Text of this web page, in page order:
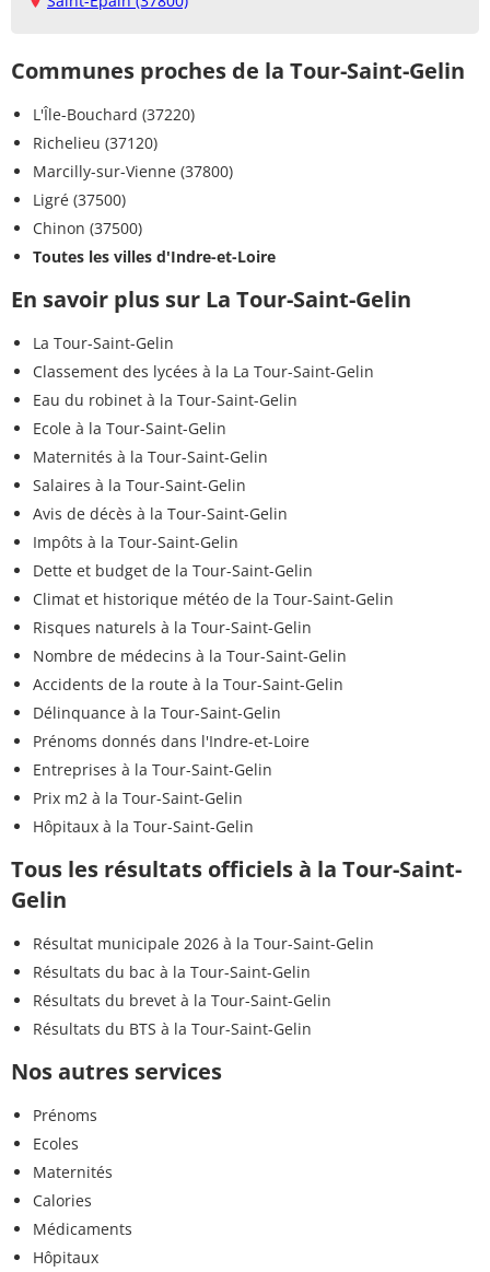
Communes proches de la Tour-Saint-Gelin
L'Île-Bouchard (37220)
Richelieu (37120)
Marcilly-sur-Vienne (37800)
Ligré (37500)
Chinon (37500)
Toutes les villes d'Indre-et-Loire
En savoir plus sur La Tour-Saint-Gelin
La Tour-Saint-Gelin
Classement des lycées à la La Tour-Saint-Gelin
Eau du robinet à la Tour-Saint-Gelin
Ecole à la Tour-Saint-Gelin
Maternités à la Tour-Saint-Gelin
Salaires à la Tour-Saint-Gelin
Avis de décès à la Tour-Saint-Gelin
Impôts à la Tour-Saint-Gelin
Dette et budget de la Tour-Saint-Gelin
Climat et historique météo de la Tour-Saint-Gelin
Risques naturels à la Tour-Saint-Gelin
Nombre de médecins à la Tour-Saint-Gelin
Accidents de la route à la Tour-Saint-Gelin
Délinquance à la Tour-Saint-Gelin
Prénoms donnés dans l'Indre-et-Loire
Entreprises à la Tour-Saint-Gelin
Prix m2 à la Tour-Saint-Gelin
Hôpitaux à la Tour-Saint-Gelin
Tous les résultats officiels à la Tour-Saint-
Gelin
Résultat municipale 2026 à la Tour-Saint-Gelin
Résultats du bac à la Tour-Saint-Gelin
Résultats du brevet à la Tour-Saint-Gelin
Résultats du BTS à la Tour-Saint-Gelin
Nos autres services
Prénoms
Ecoles
Maternités
Calories
Médicaments
Hôpitaux